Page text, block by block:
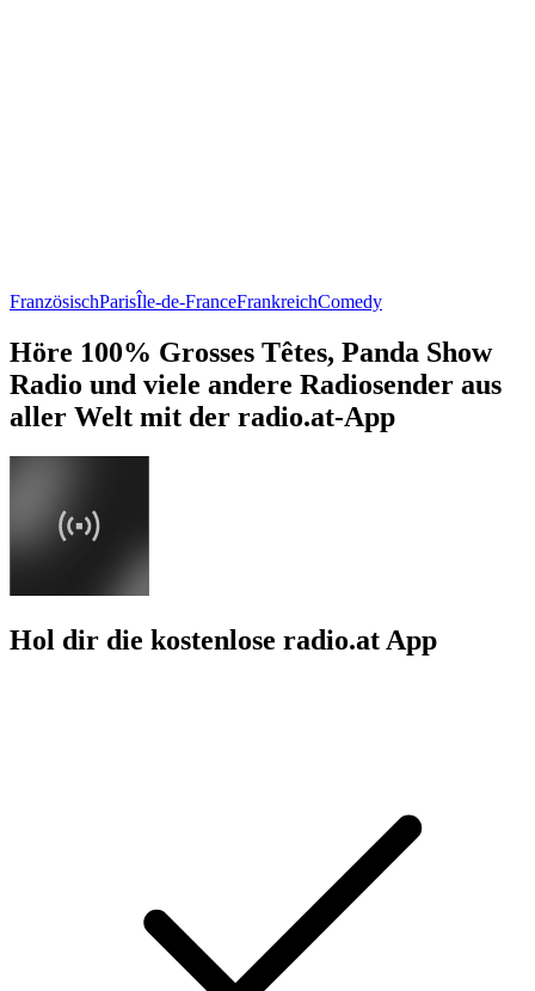
FranzösischParisÎle-de-FranceFrankreichComedy
Höre 100% Grosses Têtes, Panda Show
Radio und viele andere Radiosender aus
aller Welt mit der radio.at-App
Hol dir die kostenlose radio.at App